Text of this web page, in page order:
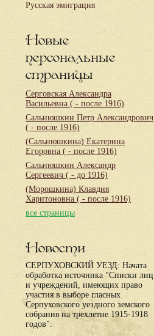
Русская эмиграция
Новые
персональные
страницы
Серговская Александра
Васильевна ( - после 1916)
Сальнюшкин Петр Александрович
( - после 1916)
(Сальнюшкина) Екатерина
Егоровна ( - после 1916)
Сальнюшкин Александр
Сергеевич ( - до 1916)
(Морошкина) Клавдия
Харитоновна ( - после 1916)
все страницы
Новости
СЕРПУХОВСКИЙ УЕЗД: Начата
обработка источника "Списки лиц
и учреждений, имеющих право
участия в выборе гласных
Серпуховского уездного земского
собрания на трехлетие 1915-1918
годов".